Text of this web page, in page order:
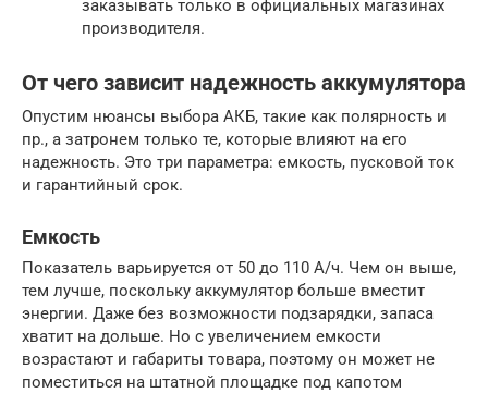
заказывать только в официальных магазинах
производителя.
От чего зависит надежность аккумулятора
Опустим нюансы выбора АКБ, такие как полярность и
пр., а затронем только те, которые влияют на его
надежность. Это три параметра: емкость, пусковой ток
и гарантийный срок.
Емкость
Показатель варьируется от 50 до 110 А/ч. Чем он выше,
тем лучше, поскольку аккумулятор больше вместит
энергии. Даже без возможности подзарядки, запаса
хватит на дольше. Но с увеличением емкости
возрастают и габариты товара, поэтому он может не
поместиться на штатной площадке под капотом